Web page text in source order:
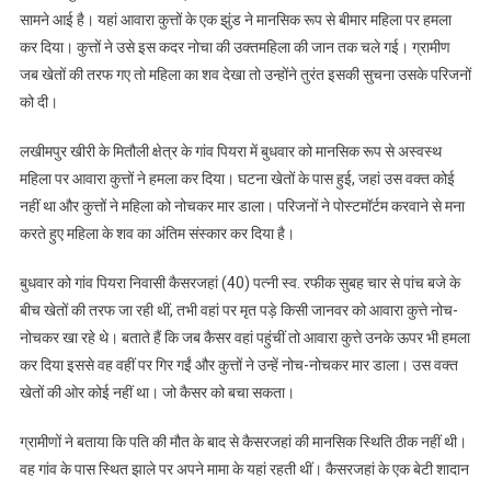
सामने आई है। यहां आवारा कुत्तों के एक झुंड ने मानसिक रूप से बीमार महिला पर हमला
कर दिया। कुत्तों ने उसे इस कदर नोचा की उक्तमहिला की जान तक चले गई। ग्रामीण
जब खेतों की तरफ गए तो महिला का शव देखा तो उन्होंने तुरंत इसकी सुचना उसके परिजनों
को दी।
लखीमपुर खीरी के मितौली क्षेत्र के गांव पियरा में बुधवार को मानसिक रूप से अस्वस्थ
महिला पर आवारा कुत्तों ने हमला कर दिया। घटना खेतों के पास हुई, जहां उस वक्त कोई
नहीं था और कुत्तों ने महिला को नोचकर मार डाला। परिजनों ने पोस्टमॉर्टम करवाने से मना
करते हुए महिला के शव का अंतिम संस्कार कर दिया है।
बुधवार को गांव पियरा निवासी कैसरजहां (40) पत्नी स्व. रफीक सुबह चार से पांच बजे के
बीच खेतों की तरफ जा रही थीं, तभी वहां पर मृत पड़े किसी जानवर को आवारा कुत्ते नोच-
नोचकर खा रहे थे। बताते हैं कि जब कैसर वहां पहुंचीं तो आवारा कुत्ते उनके ऊपर भी हमला
कर दिया इससे वह वहीं पर गिर गईं और कुत्तों ने उन्हें नोच-नोचकर मार डाला। उस वक्त
खेतों की ओर कोई नहीं था। जो कैसर को बचा सकता।
ग्रामीणों ने बताया कि पति की मौत के बाद से कैसरजहां की मानसिक स्थिति ठीक नहीं थी।
वह गांव के पास स्थित झाले पर अपने मामा के यहां रहती थीं। कैसरजहां के एक बेटी शादान